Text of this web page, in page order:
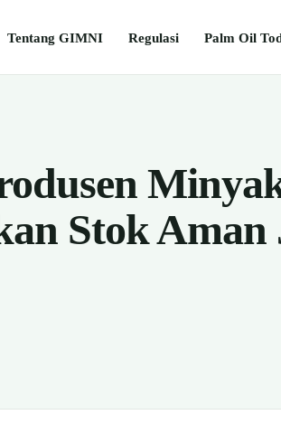
Tentang GIMNI Regulasi Palm Oil
Stok Aman